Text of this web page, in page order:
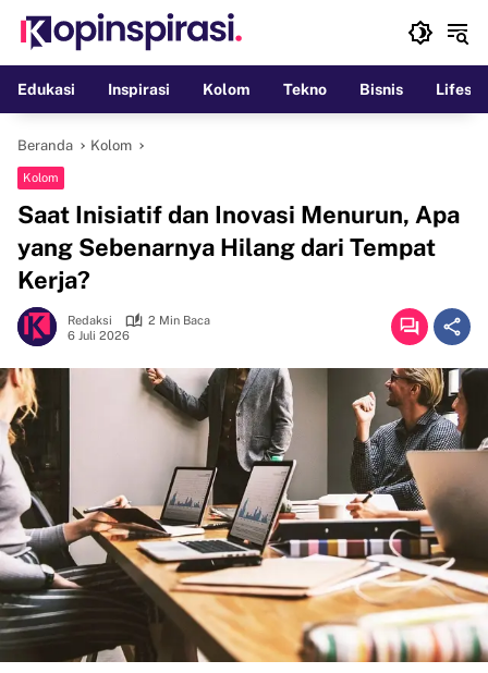
konten
Edukasi
Inspirasi Kolom Tekno Bisnis
Beranda Kolom
Kolom
Saat Inisiatif dan Inovasi Menurun, Apa
yang Sebenarnya Hilang dari Tempat
Kerja?
Redaksi
2 Min Baca
6 Juli 2026